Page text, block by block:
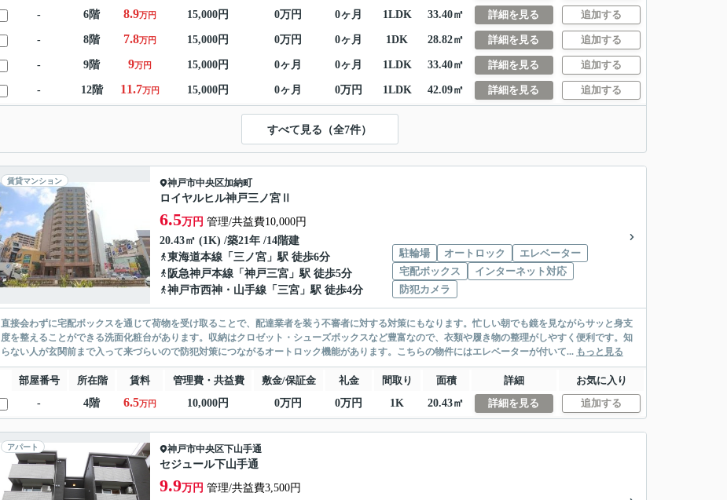
- 6階 8.9万円 15,000円 0万円 0ヶ月 1LDK 33.40㎡ 詳細を見る 追加する
- 8階 7.8万円 15,000円 0万円 0ヶ月 1DK 28.82㎡ 詳細を見る 追加する
- 9階 9万円 15,000円 0ヶ月 0ヶ月 1LDK 33.40㎡ 詳細を見る 追加する
- 12階 11.7万円 15,000円 0ヶ月 0万円 1LDK 42.09㎡ 詳細を見る 追加する
すべて見る（全7件）
賃貸マンション 神戸市中央区加納町
ロイヤルヒル神戸三ノ宮Ⅱ
6.5万円 管理/共益費10,000円
20.43㎡ (1K) /築21年 /14階建
東海道本線 「 三ノ宮 」駅 徒歩6分
阪急神戸本線 「 神戸三宮 」駅 徒歩5分
神戸市西神・山手線 「 三宮 」駅 徒歩4分
駐輪場 オートロック
エレベーター
宅配ボックス
インターネット対応
防犯カメラ
直接会わずに宅配ボックスを通じて荷物を受け取ることで、配達業者を装う不審者に対する対策にもなります。忙しい朝でも鏡を見ながらサッと身支
度を整えることができる洗面化粧台があります。収納はクロゼット・シューズボックスなど豊富なので、衣類や履き物の整理がしやすく便利です。知
らない人が玄関前まで入って来づらいので防犯対策につながるオートロック機能があります。こちらの物件にはエレベーターが付いて... もっと見る
部屋番号 所在階 賃料 管理費・共益費 敷金/保証金 礼金 間取り 面積 詳細
お気に入り
-
4階 6.5万円 10,000円 0万円 0万円 1K 20.43㎡ 詳細を見る 追加する
アパート 神戸市中央区下山手通
セジュール下山手通
9.9万円 管理/共益費3,500円